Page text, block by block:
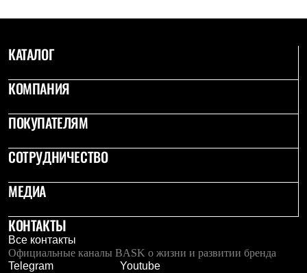
КАТАЛОГ
КОМПАНИЯ
ПОКУПАТЕЛЯМ
СОТРУДНИЧЕСТВО
МЕДИА
КОНТАКТЫ
Все контакты
Официальные каналы BASK о жизни и развитии бренда
Telegram
Youtube